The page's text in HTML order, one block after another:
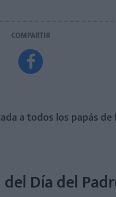
COMPARTIR

a todos los papás
Día del